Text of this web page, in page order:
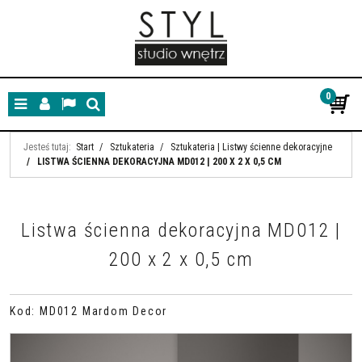
MenuPanelLangSzukaj
0
Jesteś tutaj: Start / Sztukateria /
Sztukateria | Listwy ścienne dekoracyjne
/
LISTWA ŚCIENNA DEKORACYJNA MD012 | 200 X 2 X 0,5 CM
Listwa ścienna dekoracyjna MD012 |
200 x 2 x 0,5 cm
Kod : MD012 Mardom Decor